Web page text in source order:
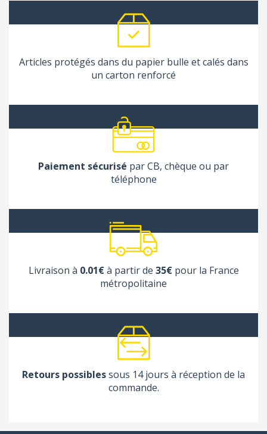
Articles protégés dans du papier bulle et calés dans
un carton renforcé
Paiement sécurisé par CB, chèque ou par
téléphone
Livraison à 0.01€à partir de 35€pour la France
métropolitaine
Retours possiblessous 14 jours à réception de la
commande.